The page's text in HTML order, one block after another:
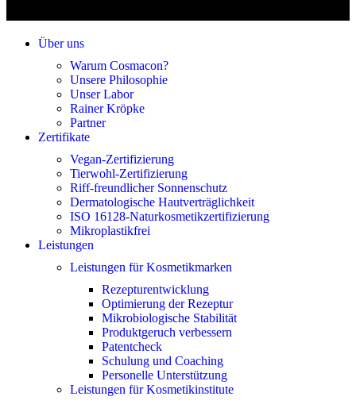
Über uns
Warum Cosmacon?
Unsere Philosophie
Unser Labor
Rainer Kröpke
Partner
Zertifikate
Vegan-Zertifizierung
Tierwohl-Zertifizierung
Riff-freundlicher Sonnenschutz
Dermatologische Hautverträglichkeit
ISO 16128-Naturkosmetikzertifizierung
Mikroplastikfrei
Leistungen
Leistungen für Kosmetikmarken
Rezepturentwicklung
Optimierung der Rezeptur
Mikrobiologische Stabilität
Produktgeruch verbessern
Patentcheck
Schulung und Coaching
Personelle Unterstützung
Leistungen für Kosmetikinstitute